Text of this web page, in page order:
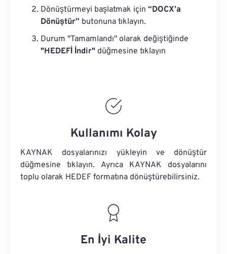
Dönüştürmeyi başlatmak için “DOCX’a
Dönüştür” butonuna tıklayın.
Durum "Tamamlandı" olarak değiştiğinde
"HEDEFİ İndir" düğmesine tıklayın
Kullanımı Kolay
KAYNAK dosyalarınızı yükleyin ve dönüştür
düğmesine tıklayın. Ayrıca KAYNAK dosyalarını
toplu olarak HEDEF formatına dönüştürebilirsiniz.
En İyi Kalite